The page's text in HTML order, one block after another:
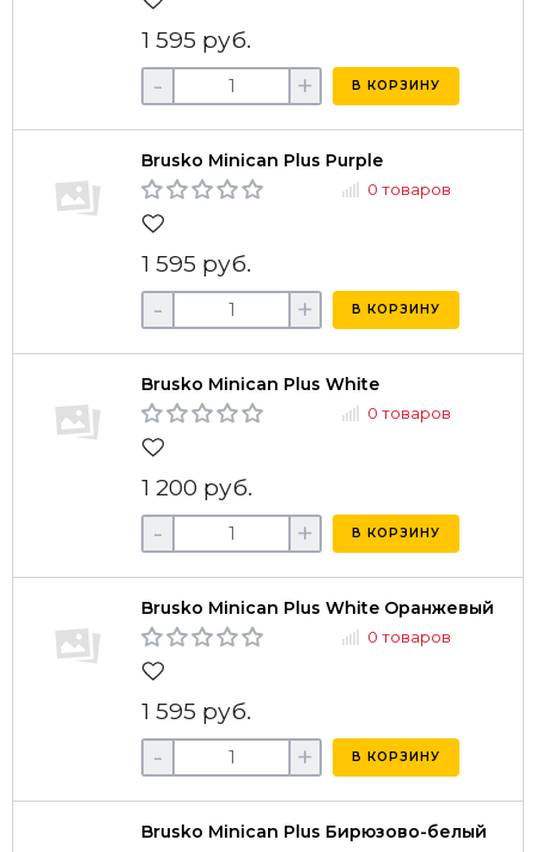
1 595 руб.
- + В КОРЗИНУ
Brusko Minican Plus Purple
0 товаров
1 595 руб.
- + В КОРЗИНУ
Brusko Minican Plus White
0 товаров
1 200 руб.
- + В КОРЗИНУ
Brusko Minican Plus White Оранжевый
0 товаров
1 595 руб.
- + В КОРЗИНУ
Brusko Minican Plus Бирюзово-белый